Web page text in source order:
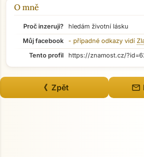
O mně
Proč inzeruji?
hledám životní lásku
Můj facebook
- případné odkazy vidí
Tento profil
https://znamost.cz/
《 Zpět mail